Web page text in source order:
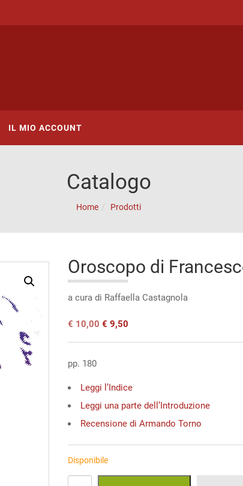
IL MIO ACCOUNT
Catalogo
Home Prodotti
Oroscopo di
a cura di Raffaella Castagnola
Il
originale
€ 10,00.
€ 10,00Il
attuale
€ 9,50
pp. 180
Leggi l’Indice
Leggi una parte dell’Introduzione
Recensione di Armando Torno
Disponibile